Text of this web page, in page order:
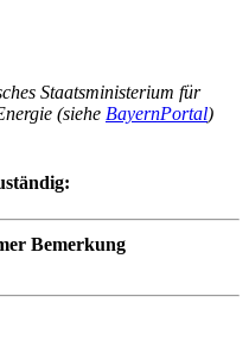
Staatsministerium für
(siehe BayernPortal)
Bemerkung